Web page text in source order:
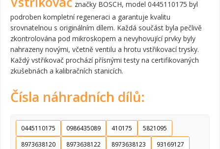
značky BOSCH, model 0445110175 byl
podroben kompletní regeneraci a garantuje kvalitu
srovnatelnou s originálním dílem. Každá součást byla pečlivě
zkontrolována pod mikroskopem a nevyhovující prvky byly
nahrazeny novými, včetně ventilu a hrotu vstřikovací trysky.
Každý vstřikovač prochází přísnými testy na certifikovaných
zkušebnách a kalibračních stanicích.
Čísla náhradních dílů:
0445110175 0986435089 410175
5821095
8973638120
8973638122 8973638123
93169127